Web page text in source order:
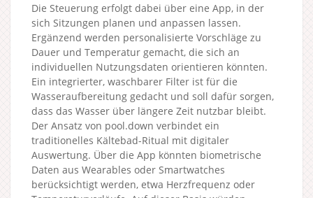
Die Steuerung erfolgt dabei über eine App, in der
sich Sitzungen planen und anpassen lassen.
Ergänzend werden personalisierte Vorschläge zu
Dauer und Temperatur gemacht, die sich an
individuellen Nutzungsdaten orientieren könnten.
Ein integrierter, waschbarer Filter ist für die
Wasseraufbereitung gedacht und soll dafür sorgen,
dass das Wasser über längere Zeit nutzbar bleibt.
Der Ansatz von pool.down verbindet ein
traditionelles Kältebad-Ritual mit digitaler
Auswertung. Über die App könnten biometrische
Daten aus Wearables oder Smartwatches
berücksichtigt werden, etwa Herzfrequenz oder